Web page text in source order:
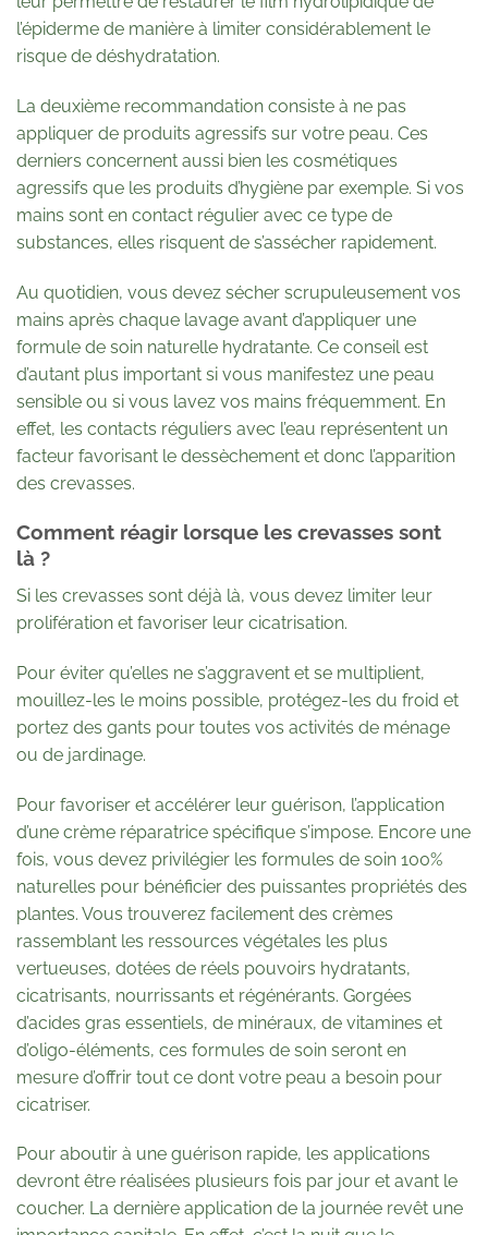
l’épiderme de manière à limiter considérablement le
risque de déshydratation.
La deuxième recommandation consiste à ne pas
appliquer de produits agressifs sur votre peau. Ces
derniers concernent aussi bien les cosmétiques
agressifs que les produits d’hygiène par exemple. Si vos
mains sont en contact régulier avec ce type de
substances, elles risquent de s’assécher rapidement.
Au quotidien, vous devez sécher scrupuleusement vos
mains après chaque lavage avant d’appliquer une
formule de soin naturelle hydratante. Ce conseil est
d’autant plus important si vous manifestez une peau
sensible ou si vous lavez vos mains fréquemment. En
effet, les contacts réguliers avec l’eau représentent un
facteur favorisant le dessèchement et donc l’apparition
des crevasses.
Comment réagir lorsque les crevasses sont
là ?
Si les crevasses sont déjà là, vous devez limiter leur
prolifération et favoriser leur cicatrisation.
Pour éviter qu’elles ne s’aggravent et se multiplient,
mouillez-les le moins possible, protégez-les du froid et
portez des gants pour toutes vos activités de ménage
ou de jardinage.
Pour favoriser et accélérer leur guérison, l’application
d’une crème réparatrice spécifique s’impose. Encore une
fois, vous devez privilégier les formules de soin 100%
naturelles pour bénéficier des puissantes propriétés des
plantes. Vous trouverez facilement des crèmes
rassemblant les ressources végétales les plus
vertueuses, dotées de réels pouvoirs hydratants,
cicatrisants, nourrissants et régénérants. Gorgées
d’acides gras essentiels, de minéraux, de vitamines et
d’oligo-éléments, ces formules de soin seront en
mesure d’offrir tout ce dont votre peau a besoin pour
cicatriser.
Pour aboutir à une guérison rapide, les applications
devront être réalisées plusieurs fois par jour et avant le
coucher. La dernière application de la journée revêt une